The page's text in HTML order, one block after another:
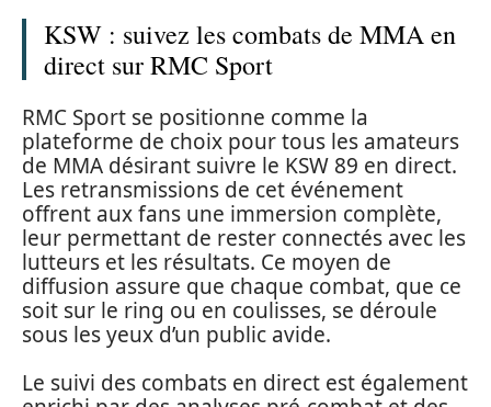
KSW : suivez les combats de MMA en
direct sur RMC Sport
RMC Sport se positionne comme la
plateforme de choix pour tous les amateurs
de MMA désirant suivre le KSW 89 en direct.
Les retransmissions de cet événement
offrent aux fans une immersion complète,
leur permettant de rester connectés avec les
lutteurs et les résultats. Ce moyen de
diffusion assure que chaque combat, que ce
soit sur le ring ou en coulisses, se déroule
sous les yeux d’un public avide.
Le suivi des combats en direct est également